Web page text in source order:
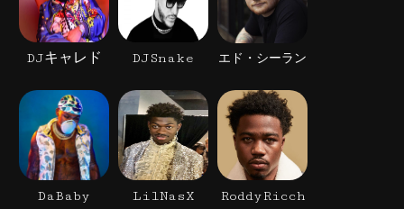
DJキャレド DJSnake エド・シーラン
DaBaby LilNasX RoddyRicch